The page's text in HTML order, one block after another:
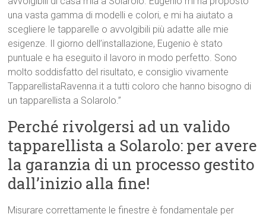
una vasta gamma di modelli e colori, e mi ha aiutato a
scegliere le tapparelle o avvolgibili più adatte alle mie
esigenze. Il giorno dell’installazione, Eugenio è stato
puntuale e ha eseguito il lavoro in modo perfetto. Sono
molto soddisfatto del risultato, e consiglio vivamente
TapparellistaRavenna.it a tutti coloro che hanno bisogno di
un tapparellista a Solarolo.”
Perché rivolgersi ad un valido
tapparellista a Solarolo: per avere
la garanzia di un processo gestito
dall’inizio alla fine!
Misurare correttamente le finestre è fondamentale per